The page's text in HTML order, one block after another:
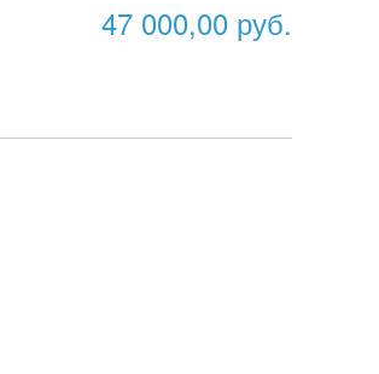
47 000,00 руб.